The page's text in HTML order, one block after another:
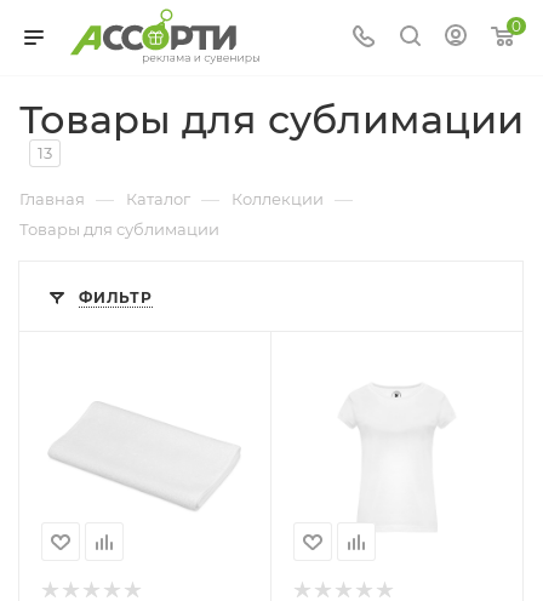
0
Товары для сублимации
13
Главная — Каталог — Коллекции —
Товары для сублимации
ФИЛЬТР